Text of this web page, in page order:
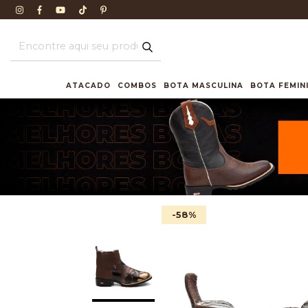
ATACADO COMBOS BOTA MASCULINA BOTA
-58%